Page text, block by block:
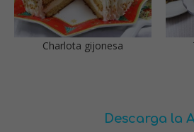
Charlota gijonesa
Descarga la